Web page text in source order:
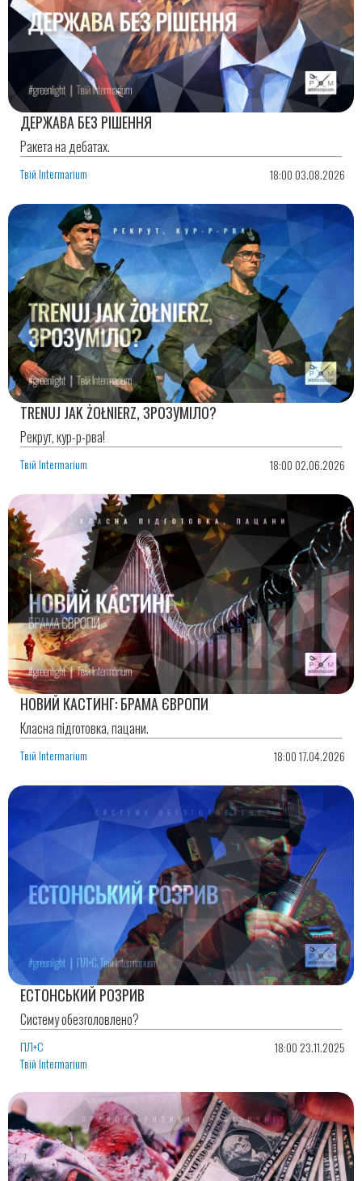
ДЕРЖАВА БЕЗ РІШЕННЯ
Ракета на дебатах.
Твій Intermarium 18:00 03.08.2026
TRENUJ JAK ŻOŁNIERZ, ЗРОЗУМІЛО?
Рекрут, кур-р-рва!
Твій Intermarium 18:00 02.06.2026
НОВИЙ КАСТИНГ: БРАМА ЄВРОПИ
Класна підготовка, пацани.
Твій Intermarium 18:00 17.04.2026
ЕСТОНСЬКИЙ РОЗРИВ
Систему обезголовлено?
ПЛ+С
Твій Intermarium
18:00 23.11.2025